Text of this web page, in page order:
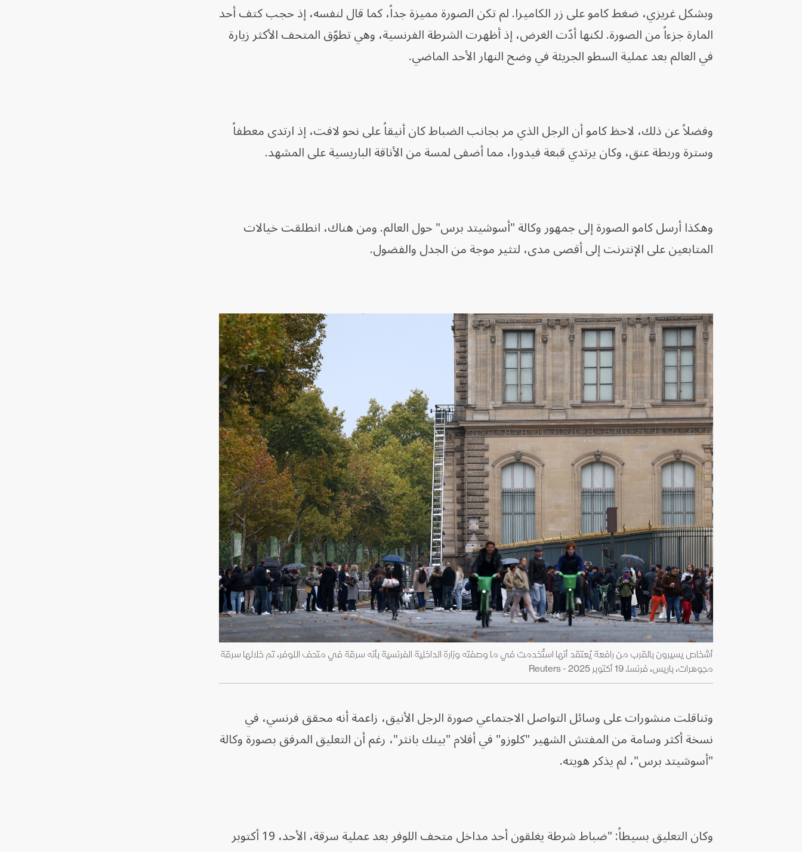
وبشكل غريزي، ضغط كامو على زر الكاميرا. لم تكن الصورة مميزة جداً، كما قال لنفسه، إذ حجب كتف أحد
المارة جزءاً من الصورة. لكنها أدّت الغرض، إذ أظهرت الشرطة الفرنسية، وهي تطوّق المتحف الأكثر زيارة
في العالم بعد عملية السطو الجريئة في وضح النهار الأحد الماضي.
وفضلاً عن ذلك، لاحظ كامو أن الرجل الذي مر بجانب الضباط كان أنيقاً على نحو لافت، إذ ارتدى معطفاً
وسترة وربطة عنق، وكان يرتدي قبعة فيدورا، مما أضفى لمسة من الأناقة الباريسية على المشهد.
وهكذا أرسل كامو الصورة إلى جمهور وكالة "أسوشيتد برس" حول العالم. ومن هناك، انطلقت خيالات
المتابعين على الإنترنت إلى أقصى مدى، لتثير موجة من الجدل والفضول.
أشخاص يسيرون بالقرب من رافعة يُعتقد أنها استُخدمت في ما وصفته وزارة الداخلية الفرنسية بأنه سرقة في متحف اللوفر، تم خلالها سرقة
مجوهرات، باريس، فرنسا. 19 أكتوبر 2025 - Reuters
وتناقلت منشورات على وسائل التواصل الاجتماعي صورة الرجل الأنيق، زاعمة أنه محقق فرنسي، في
نسخة أكثر وسامة من المفتش الشهير "كلوزو" في أفلام "بينك بانثر"، رغم أن التعليق المرفق بصورة وكالة
"أسوشيتد برس"، لم يذكر هويته.
وكان التعليق بسيطاً: "ضباط شرطة يغلقون أحد مداخل متحف اللوفر بعد عملية سرقة، الأحد، 19 أكتوبر